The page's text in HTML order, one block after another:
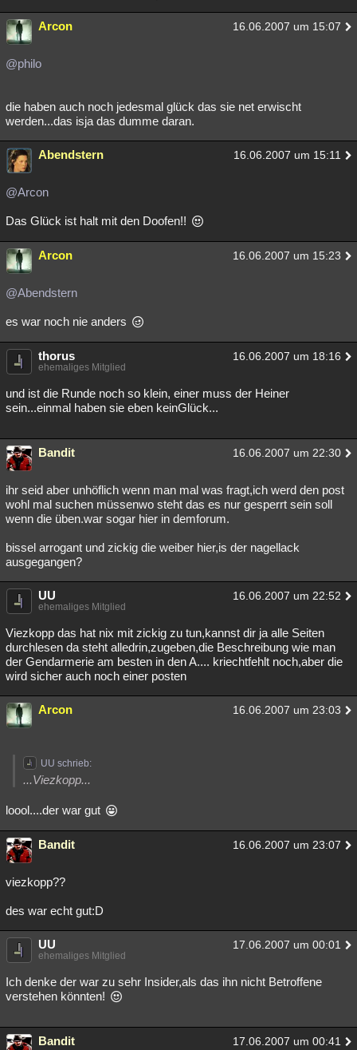
Arcon 16.06.2007 um 15:07
@philo
die haben auch noch jedesmal glück das sie net erwischt
werden...das isja das dumme daran.
Abendstern 16.06.2007 um 15:11
@Arcon
Das Glück ist halt mit den Doofen!!
Arcon 16.06.2007 um 15:23
@Abendstern
es war noch nie anders
thorus 16.06.2007 um 18:16
ehemaliges Mitglied
und ist die Runde noch so klein, einer muss der Heiner
sein...einmal haben sie eben keinGlück...
Bandit 16.06.2007 um 22:30
ihr seid aber unhöflich wenn man mal was fragt,ich werd den post
wohl mal suchen müssenwo steht das es nur gesperrt sein soll
wenn die üben.war sogar hier in demforum.
bissel arrogant und zickig die weiber hier,is der nagellack
ausgegangen?
UU 16.06.2007 um 22:52
ehemaliges Mitglied
Viezkopp das hat nix mit zickig zu tun,kannst dir ja alle Seiten
durchlesen da steht alledrin,zugeben,die Beschreibung wie man
der Gendarmerie am besten in den A.... kriechtfehlt noch,aber die
wird sicher auch noch einer posten
Arcon 16.06.2007 um 23:03
UU schrieb:
...Viezkopp...
loool....der war gut
Bandit 16.06.2007 um 23:07
viezkopp??
des war echt gut:D
UU 17.06.2007 um 00:01
ehemaliges Mitglied
Ich denke der war zu sehr Insider,als das ihn nicht Betroffene
verstehen könnten!
Bandit 17.06.2007 um 00:41